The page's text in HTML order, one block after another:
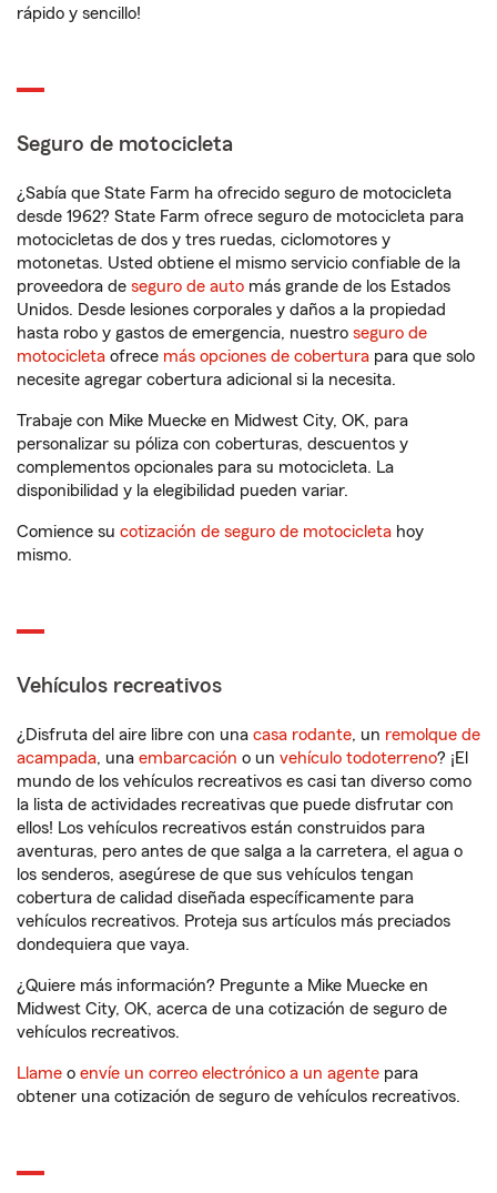
rápido y sencillo!
Seguro de motocicleta
¿Sabía que State Farm ha ofrecido seguro de motocicleta
desde 1962? State Farm ofrece seguro de motocicleta para
motocicletas de dos y tres ruedas, ciclomotores y
motonetas. Usted obtiene el mismo servicio confiable de la
proveedora de seguro de auto más grande de los Estados
Unidos. Desde lesiones corporales y daños a la propiedad
hasta robo y gastos de emergencia, nuestro seguro de
motocicleta ofrece más opciones de cobertura para que solo
necesite agregar cobertura adicional si la necesita.
Trabaje con Mike Muecke en Midwest City, OK, para
personalizar su póliza con coberturas, descuentos y
complementos opcionales para su motocicleta. La
disponibilidad y la elegibilidad pueden variar.
Comience su cotización de seguro de motocicleta hoy
mismo.
Vehículos recreativos
¿Disfruta del aire libre con una casa rodante, un remolque de
acampada, una embarcación o un vehículo todoterreno? ¡El
mundo de los vehículos recreativos es casi tan diverso como
la lista de actividades recreativas que puede disfrutar con
ellos! Los vehículos recreativos están construidos para
aventuras, pero antes de que salga a la carretera, el agua o
los senderos, asegúrese de que sus vehículos tengan
cobertura de calidad diseñada específicamente para
vehículos recreativos. Proteja sus artículos más preciados
dondequiera que vaya.
¿Quiere más información? Pregunte a Mike Muecke en
Midwest City, OK, acerca de una cotización de seguro de
vehículos recreativos.
Llame o envíe un correo electrónico a un agente para
obtener una cotización de seguro de vehículos recreativos.